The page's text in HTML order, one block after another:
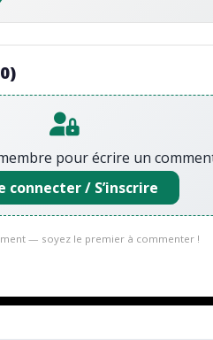
0)
pour écrire un
connecter / S’inscrire
— soyez le premier à commenter !